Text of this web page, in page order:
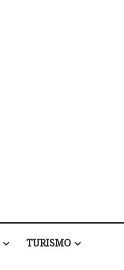
TURISMO